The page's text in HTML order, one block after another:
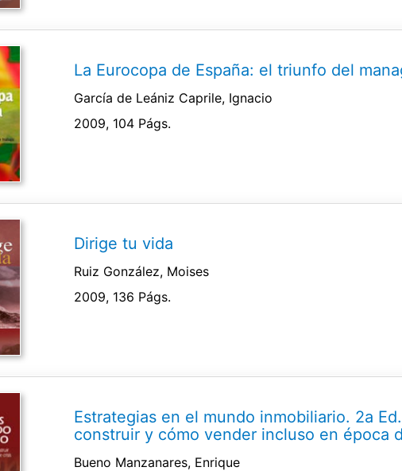
La Eurocopa de España: el triunfo del
García de Leániz Caprile, Ignacio
2009, 104 Págs.
Dirige tu vida
Ruiz González, Moises
2009, 136 Págs.
Estrategias en el mundo inmobiliario. 2a
construir y cómo vender incluso en época
Bueno Manzanares, Enrique